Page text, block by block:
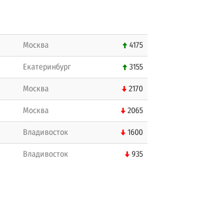
Москва 4175
Екатеринбург 3155
Москва 2170
Москва 2065
Владивосток 1600
Владивосток 935